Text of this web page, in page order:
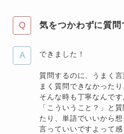
気をつかわずに質問
できました！
質問するのに、うまく
まく質問できなかった
そんな時も丁寧なんで
「こういうこと？」と
たり、単語でいいから
言っていいですよって